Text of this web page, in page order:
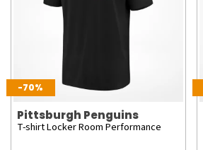
-70%
Pittsburgh Penguins
T-shirt Locker Room Performance